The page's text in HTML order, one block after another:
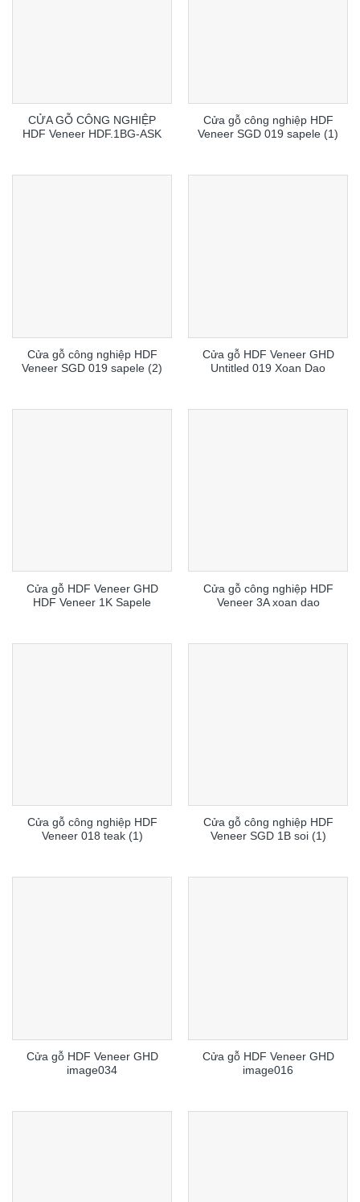
CỬA GỖ CÔNG NGHIỆP
HDF Veneer HDF.1BG-ASK
Cửa gỗ công nghiệp HDF
Veneer SGD 019 sapele (1)
Cửa gỗ công nghiệp HDF
Veneer SGD 019 sapele (2)
Cửa gỗ HDF Veneer GHD
Untitled 019 Xoan Dao
Cửa gỗ HDF Veneer GHD
HDF Veneer 1K Sapele
Cửa gỗ công nghiệp HDF
Veneer 3A xoan dao
Cửa gỗ công nghiệp HDF
Veneer 018 teak (1)
Cửa gỗ công nghiệp HDF
Veneer SGD 1B soi (1)
Cửa gỗ HDF Veneer GHD
image034
Cửa gỗ HDF Veneer GHD
image016